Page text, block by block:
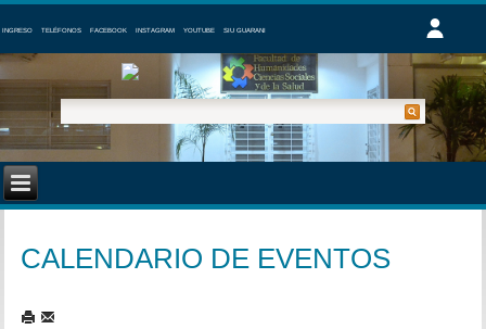
INGRESO TELÉFONOS FACEBOOK INSTAGRAM YOUTUBE SIU GUARANI
CALENDARIO DE EVENTOS